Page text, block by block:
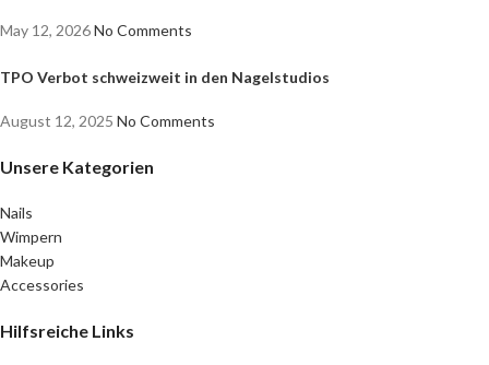
May 12, 2026No Comments
TPO Verbot schweizweit in den Nagelstudios
August 12, 2025 No Comments
Unsere Kategorien
Nails
Wimpern
Makeup
Accessories
Hilfsreiche Links